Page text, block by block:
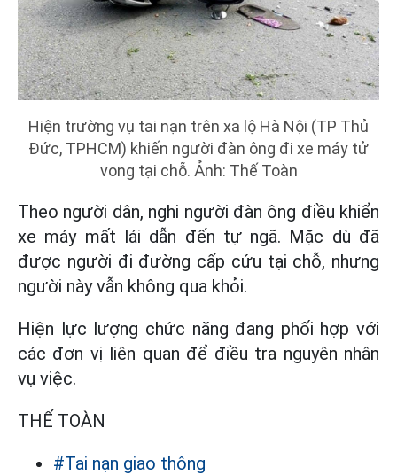
Hiện trường vụ tai nạn trên xa lộ Hà Nội (TP Thủ
Đức, TPHCM) khiến người đàn ông đi xe máy tử
vong tại chỗ. Ảnh: Thế Toàn
Theo người dân, nghi người đàn ông điều khiển
xe máy mất lái dẫn đến tự ngã. Mặc dù đã
được người đi đường cấp cứu tại chỗ, nhưng
người này vẫn không qua khỏi.
Hiện lực lượng chức năng đang phối hợp với
các đơn vị liên quan để điều tra nguyên nhân
vụ việc.
THẾ TOÀN
#Tai nạn giao thông